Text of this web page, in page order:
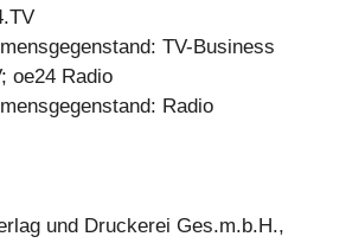
TV-Business
oe24 Radio
Radio
und Druckerei Ges.m.b.H.,